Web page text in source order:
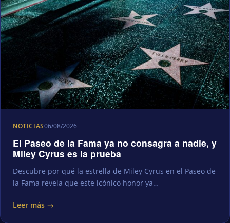
NOTICIAS06/08/2026
El Paseo de la Fama ya no consagra a nadie, y
Miley Cyrus es la prueba
Descubre por qué la estrella de Miley Cyrus en el Paseo de
la Fama revela que este icónico honor ya…
Leer más →